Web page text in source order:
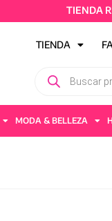
TIENDA
TIENDA
MODA & BELLEZA